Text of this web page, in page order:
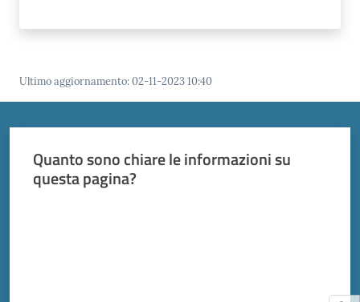
Ultimo aggiornamento:02-11-2023 10:40
Quanto sono chiare le informazioni su
questa pagina?